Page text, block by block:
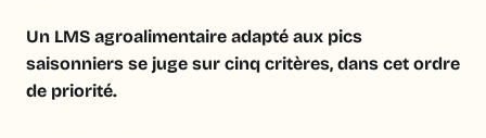
Un LMS agroalimentaire adapté aux pics
saisonniers se juge sur cinq critères, dans cet ordre
de priorité.